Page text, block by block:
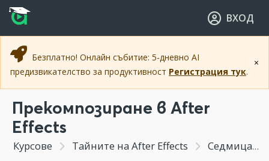
Прескочи към основното съдържание
Прескочи към навигацията
ВХОД
×
Безплатно! Онлайн събитие: 5-дневно AI
предизвикателство за продуктивност Регистрация тук.
Прекомпозиране в After
Effects
Курсове Тайните на After Effects Седмица 1 - Въведение в After Effects.Интерфейс и основни концепции в "Layer based compositing"